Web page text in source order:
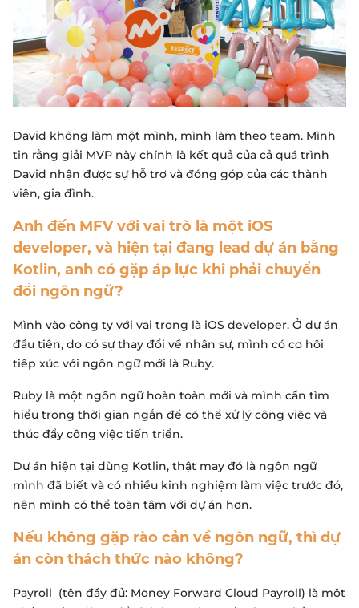
David không làm một mình, mình làm theo team. Mình
tin rằng giải MVP này chính là kết quả của cả quá trình
David nhận được sự hỗ trợ và đóng góp của các thành
viên, gia đình.
Anh đến MFV với vai trò là một iOS
developer, và hiện tại đang lead dự án bằng
Kotlin, anh có gặp áp lực khi phải chuyển
đổi ngôn ngữ?
Mình vào công ty với vai trong là iOS developer. Ở dự án
đầu tiên, do có sự thay đổi về nhân sự, mình có cơ hội
tiếp xúc với ngôn ngữ mới là Ruby.
Ruby là một ngôn ngữ hoàn toàn mới và mình cẩn tìm
hiểu trong thời gian ngắn để có thể xử lý công việc và
thúc đẩy công việc tiến triển.
Dự án hiện tại dùng Kotlin, thật may đó là ngôn ngữ
mình đã biết và có nhiều kinh nghiệm làm việc trước đó,
nên mình có thể toàn tâm với dự án hơn.
Nếu không gặp rào cản về ngôn ngữ, thì dự
án còn thách thức nào không?
Payroll (tên đầy đủ: Money Forward Cloud Payroll) là một